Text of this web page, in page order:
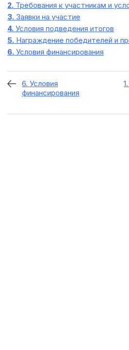
2. Требования к участникам и
3. Заявки на участие
4. Условия подведения итогов
5. Награждение победителей и
6. Условия финансирования
6. Условия
финансирования